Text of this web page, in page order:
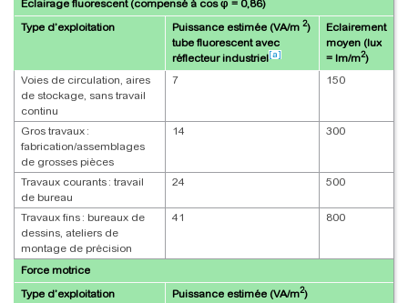
Eclairage fluorescent (compensé à cos φ = 0,86)
Type d’exploitation
Puissance estimée (VA/m2)
tube fluorescent avec
réflecteur industriel[a]
Eclairement
moyen (lux
= lm/m2)
Voies de circulation, aires
de stockage, sans travail
continu
7 150
Gros travaux :
fabrication/assemblages
de grosses pièces
14 300
Travaux courants : travail
de bureau
24 500
Travaux fins : bureaux de
dessins, ateliers de
montage de précision
41 800
Force motrice
Type d’exploitation
Puissance estimée (VA/m2)